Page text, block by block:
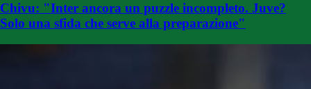
Chivu: "Inter ancora un puzzle incompleto. Juve?
Solo una sfida che serve alla preparazione"